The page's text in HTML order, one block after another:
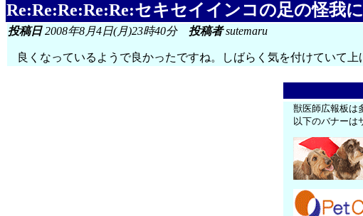
Re:Re:Re:Re:Re:セキセイインコの足の怪我
投稿日2008年8月4日(月)23時40分 投稿者sutemaru
良くなっているようで良かったですね。しばらく気を付けていて上
獣医師広報板は
以下のバナーは